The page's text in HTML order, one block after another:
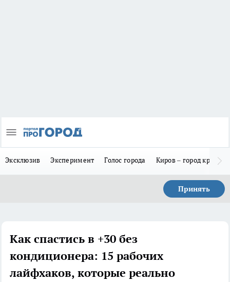
Эксклюзив Эксперимент Голос города Киров – город
Принять
Как спастись в +30 без
кондиционера: 15 рабочих
лайфхаков, которые реально